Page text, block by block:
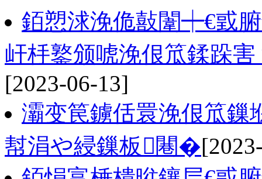
銆愬浗浼佹敼闈┿€戜
屽杽鐜颁唬浼佷笟鍒跺
[2023-06-13]
灞变笢鐪佸睘浼佷笟鏁
幇涓や綅鏁板闀�